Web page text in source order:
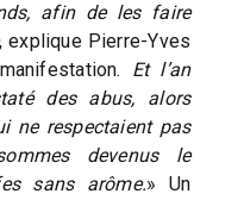
afin de les faire
explique Pierre-Yves
Et l’an
des abus, alors
ne respectaient pas
devenus le
sans arôme.» Un